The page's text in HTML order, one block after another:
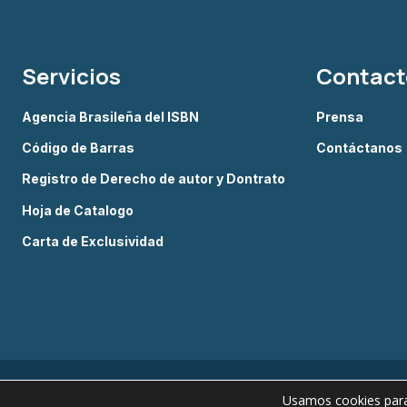
Servicios
Agencia Brasileña del ISBN
Código de Barras
Registro de Derecho de autor y Dontrato
Hoja de Catalogo
Carta de Exclusividad
Prensa
Contáctanos
Usamos cookies